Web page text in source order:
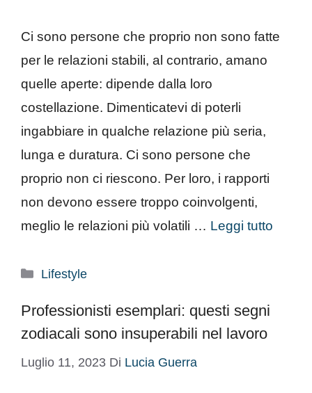
Ci sono persone che proprio non sono fatte
per le relazioni stabili, al contrario, amano
quelle aperte: dipende dalla loro
costellazione. Dimenticatevi di poterli
ingabbiare in qualche relazione più seria,
lunga e duratura. Ci sono persone che
proprio non ci riescono. Per loro, i rapporti
non devono essere troppo coinvolgenti,
meglio le relazioni più volatili … Leggi tutto
Categorie
Lifestyle
Professionisti esemplari: questi segni
zodiacali sono insuperabili nel lavoro
Luglio 11, 2023 Di Lucia Guerra